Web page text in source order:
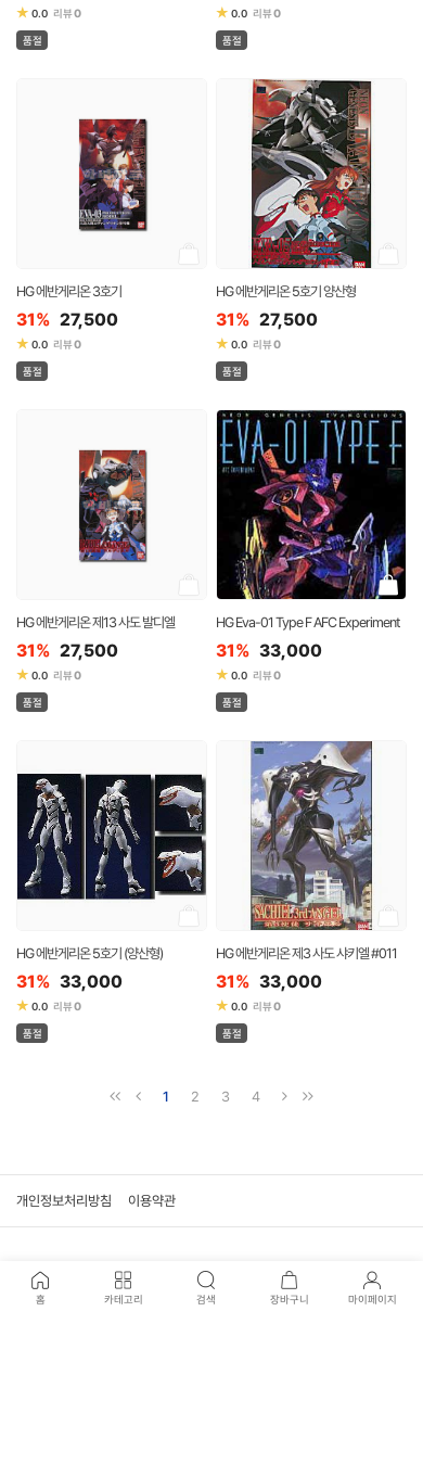
홈 카테고리 검색 장바구니 마이페이지
★ 0.0 리뷰0
품절
★ 0.0 리뷰0
품절
HG 에반게리온 3호기
31% 27,500
★ 0.0 리뷰0
품절
HG 에반게리온 5호기 양산형
31% 27,500
★ 0.0 리뷰0
품절
HG 에반게리온 제13 사도 발디엘
31% 27,500
★ 0.0 리뷰0
품절
HG Eva-01 Type F AFC Experiment
31% 33,000
★ 0.0 리뷰0
품절
HG 에반게리온 5호기 (양산형)
31% 33,000
★ 0.0 리뷰0
품절
HG 에반게리온 제3 사도 샤키엘 #011
31% 33,000
★ 0.0 리뷰0
품절
1 2 3 4
개인정보처리방침 이용약관
고객센터